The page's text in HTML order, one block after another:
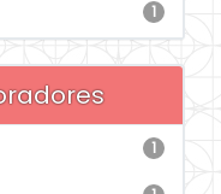
1
1